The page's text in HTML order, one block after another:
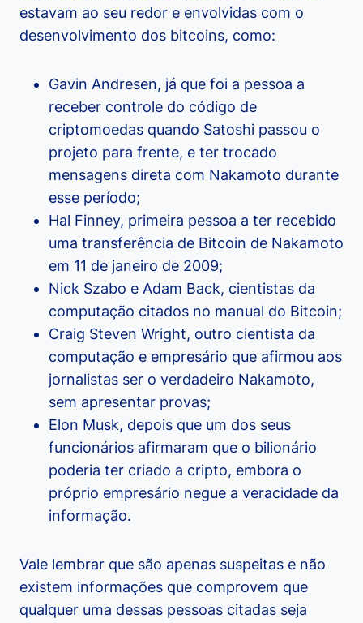
estavam ao seu redor e envolvidas com o
desenvolvimento dos bitcoins, como:
Gavin Andresen, já que foi a pessoa a
receber controle do código de
criptomoedas quando Satoshi passou o
projeto para frente, e ter trocado
mensagens direta com Nakamoto durante
esse período;
Hal Finney, primeira pessoa a ter recebido
uma transferência de Bitcoin de Nakamoto
em 11 de janeiro de 2009;
Nick Szabo e Adam Back, cientistas da
computação citados no manual do Bitcoin;
Craig Steven Wright, outro cientista da
computação e empresário que afirmou aos
jornalistas ser o verdadeiro Nakamoto,
sem apresentar provas;
Elon Musk, depois que um dos seus
funcionários afirmaram que o bilionário
poderia ter criado a cripto, embora o
próprio empresário negue a veracidade da
informação.
Vale lembrar que são apenas suspeitas e não
existem informações que comprovem que
qualquer uma dessas pessoas citadas seja